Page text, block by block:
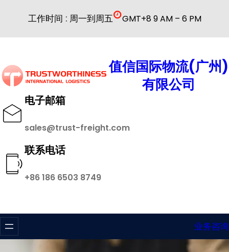
内
工作时间 : 周一到周五 GMT+8 9 AM – 6 PM
值信国际物流(广州)
有限公司
电子邮箱
sales@trust-freight.com
联系电话
+86 186 6503 8749
业务咨询